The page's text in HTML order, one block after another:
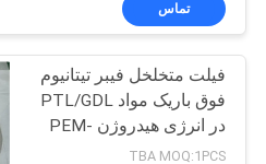
درخواست
نقل قول
نقشه
فیبر مس
2
تماس
فیلت متخلخل فیبر تیتانیوم
فوق باریک مواد PTL/GDL
در انرژی هیدروژن PEM-
WE الکترولیس آب خالص
TBA MOQ:1PCS